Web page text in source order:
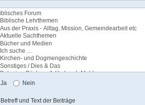
Ja Nein
Betreff und Text der Beiträge